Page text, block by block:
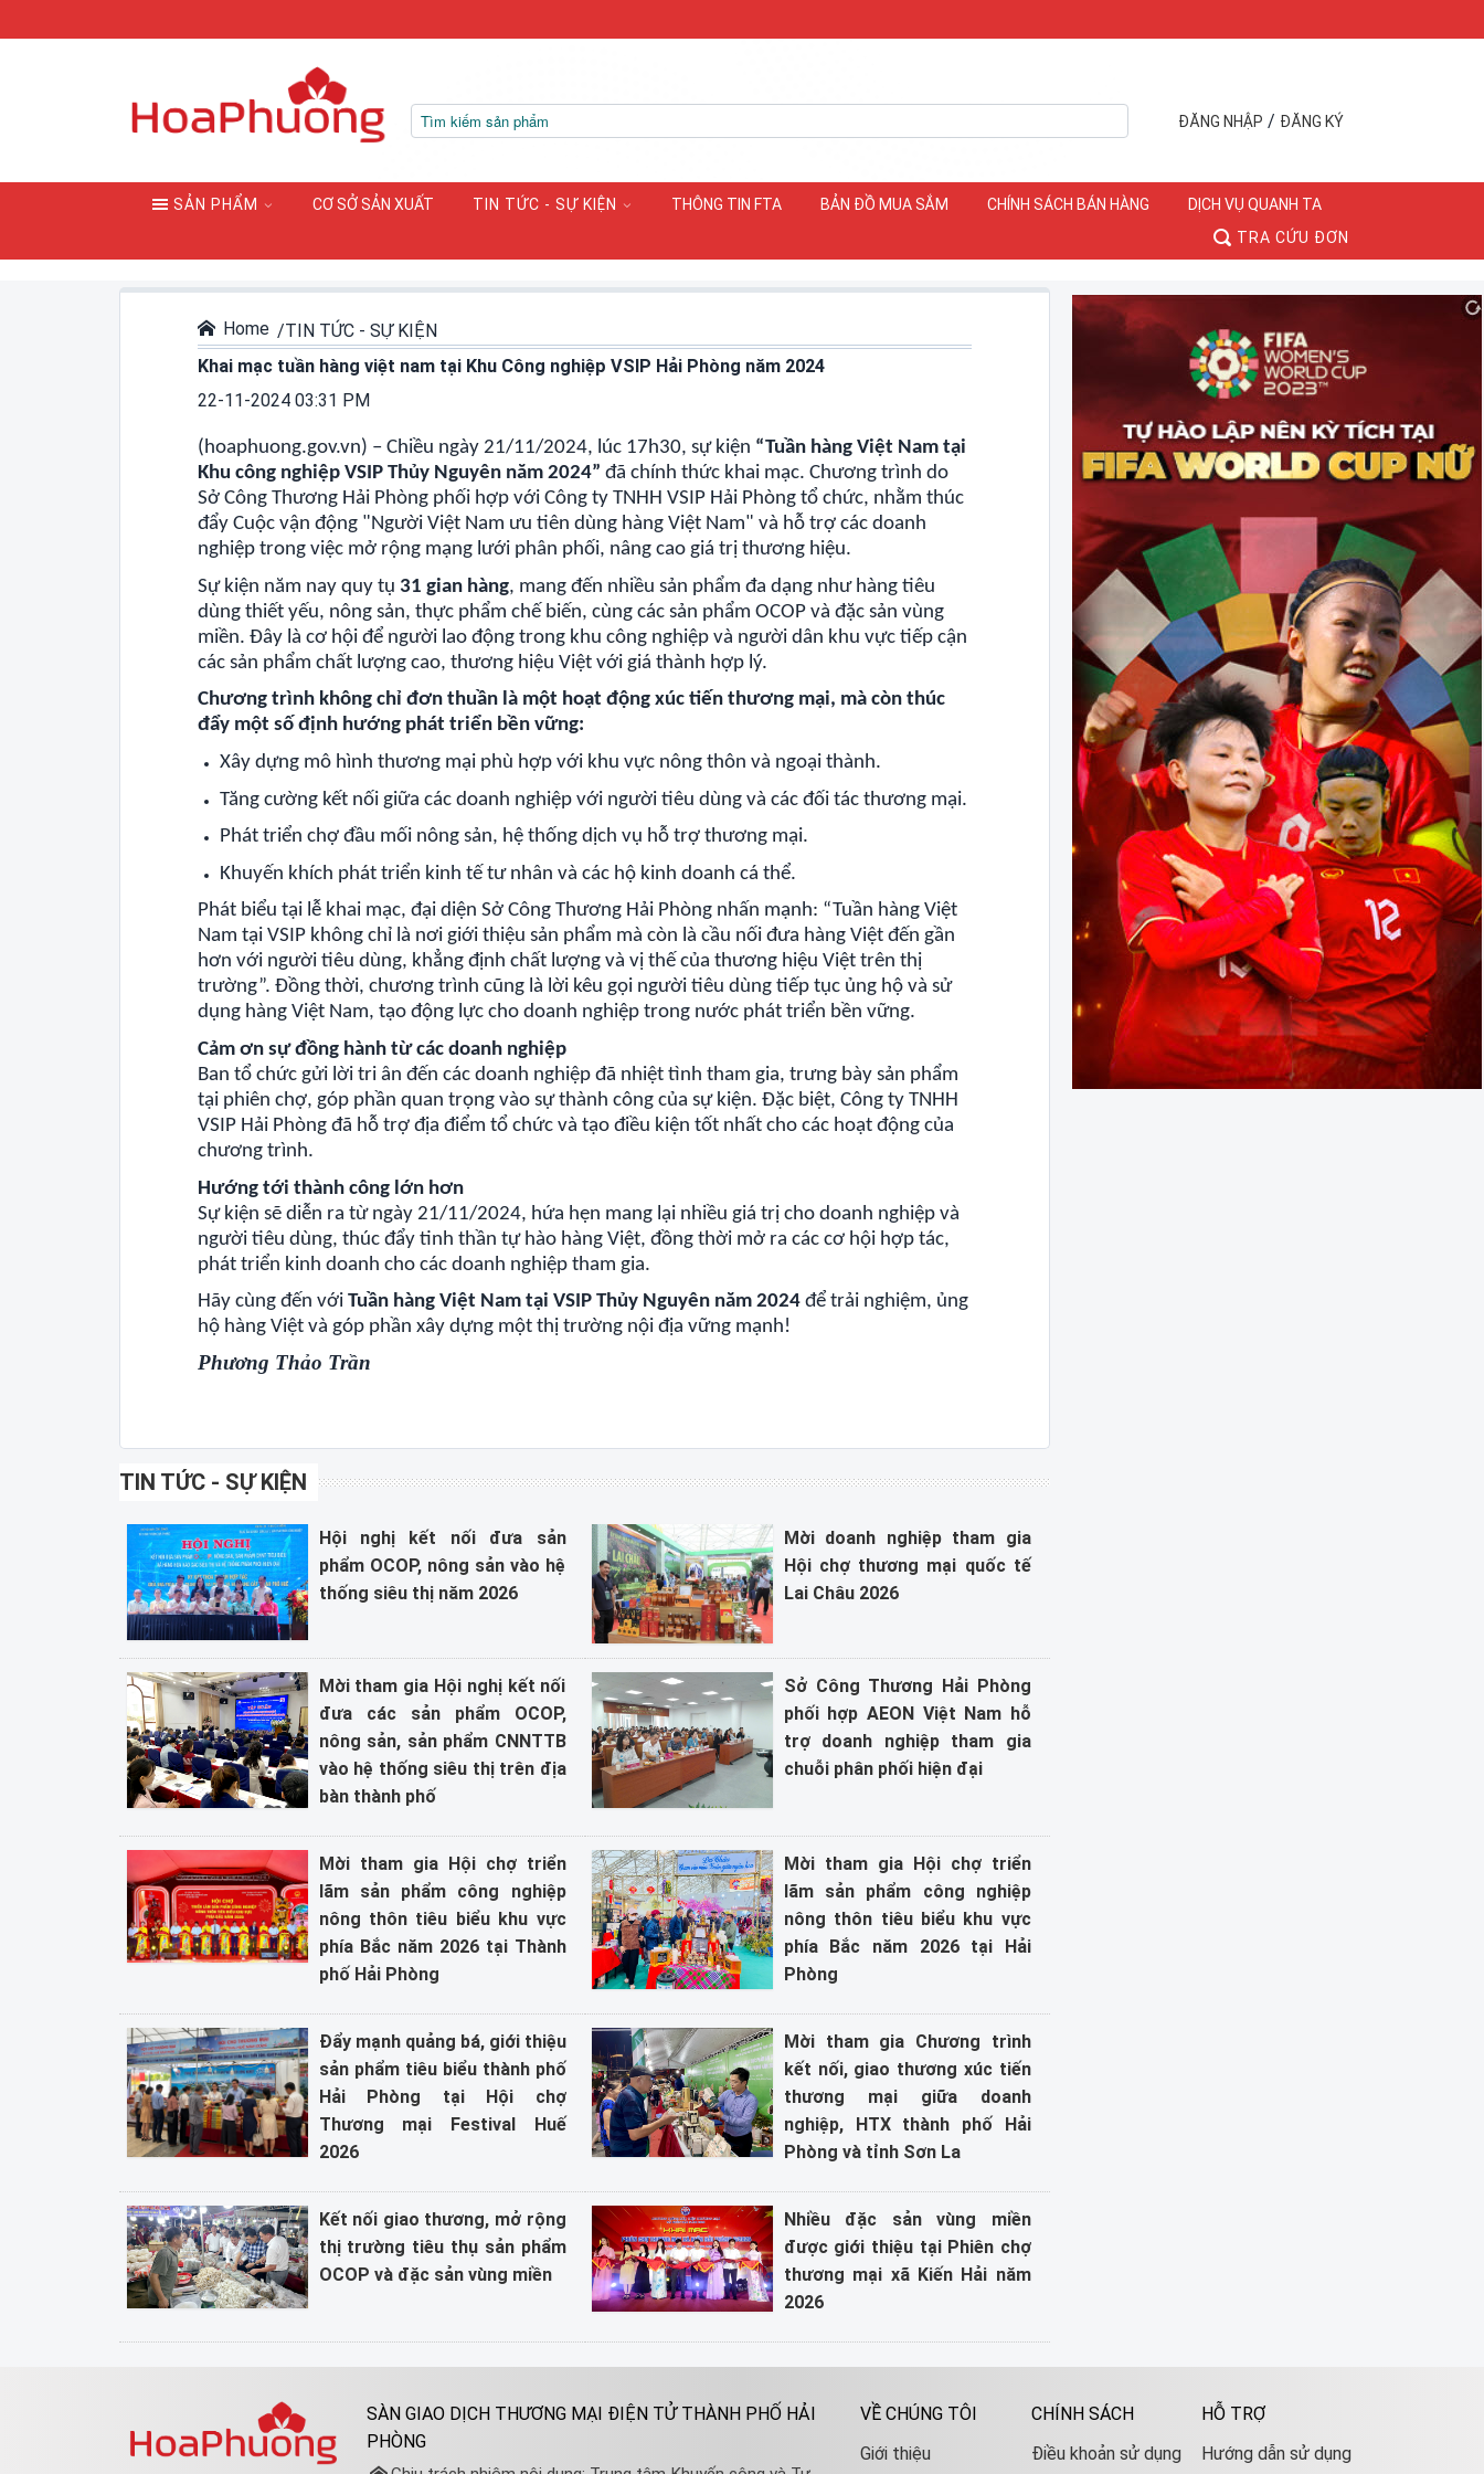
ĐĂNG NHẬP / ĐĂNG KÝ
SẢN PHẨM CƠ SỞ SẢN XUẤT TIN TỨC - SỰ KIỆN THÔNG TIN FTA BẢN ĐỒ MUA SẮM CHÍNH SÁCH BÁN HÀNG
DỊCH VỤ QUANH TA
TRA CỨU ĐƠN
Home
TIN TỨC - SỰ KIỆN
Khai mạc tuần hàng việt nam tại Khu Công nghiệp VSIP Hải Phòng năm 2024
22-11-2024 03:31 PM
(hoaphuong.gov.vn) – Chiều ngày 21/11/2024, lúc 17h30, sự kiện “Tuần hàng Việt Nam tại
Khu công nghiệp VSIP Thủy Nguyên năm 2024” đã chính thức khai mạc. Chương trình do
Sở Công Thương Hải Phòng phối hợp với Công ty TNHH VSIP Hải Phòng tổ chức, nhằm thúc
đẩy Cuộc vận động "Người Việt Nam ưu tiên dùng hàng Việt Nam" và hỗ trợ các doanh
nghiệp trong việc mở rộng mạng lưới phân phối, nâng cao giá trị thương hiệu.
Sự kiện năm nay quy tụ 31 gian hàng, mang đến nhiều sản phẩm đa dạng như hàng tiêu
dùng thiết yếu, nông sản, thực phẩm chế biến, cùng các sản phẩm OCOP và đặc sản vùng
miền. Đây là cơ hội để người lao động trong khu công nghiệp và người dân khu vực tiếp cận
các sản phẩm chất lượng cao, thương hiệu Việt với giá thành hợp lý.
Chương trình không chỉ đơn thuần là một hoạt động xúc tiến thương mại, mà còn thúc
đẩy một số định hướng phát triển bền vững:
Xây dựng mô hình thương mại phù hợp với khu vực nông thôn và ngoại thành.
Tăng cường kết nối giữa các doanh nghiệp với người tiêu dùng và các đối tác thương mại.
Phát triển chợ đầu mối nông sản, hệ thống dịch vụ hỗ trợ thương mại.
Khuyến khích phát triển kinh tế tư nhân và các hộ kinh doanh cá thể.
Phát biểu tại lễ khai mạc, đại diện Sở Công Thương Hải Phòng nhấn mạnh: “Tuần hàng Việt
Nam tại VSIP không chỉ là nơi giới thiệu sản phẩm mà còn là cầu nối đưa hàng Việt đến gần
hơn với người tiêu dùng, khẳng định chất lượng và vị thế của thương hiệu Việt trên thị
trường”. Đồng thời, chương trình cũng là lời kêu gọi người tiêu dùng tiếp tục ủng hộ và sử
dụng hàng Việt Nam, tạo động lực cho doanh nghiệp trong nước phát triển bền vững.
Cảm ơn sự đồng hành từ các doanh nghiệp
Ban tổ chức gửi lời tri ân đến các doanh nghiệp đã nhiệt tình tham gia, trưng bày sản phẩm
tại phiên chợ, góp phần quan trọng vào sự thành công của sự kiện. Đặc biệt, Công ty TNHH
VSIP Hải Phòng đã hỗ trợ địa điểm tổ chức và tạo điều kiện tốt nhất cho các hoạt động của
chương trình.
Hướng tới thành công lớn hơn
Sự kiện sẽ diễn ra từ ngày 21/11/2024, hứa hẹn mang lại nhiều giá trị cho doanh nghiệp và
người tiêu dùng, thúc đẩy tinh thần tự hào hàng Việt, đồng thời mở ra các cơ hội hợp tác,
phát triển kinh doanh cho các doanh nghiệp tham gia.
Hãy cùng đến vớiTuần hàng Việt Nam tại VSIP Thủy Nguyên năm 2024 để trải nghiệm, ủng
hộ hàng Việt và góp phần xây dựng một thị trường nội địa vững mạnh!
Phương Thảo Trần
TIN TỨC - SỰ KIỆN
Hội nghị kết nối đưa sản
phẩm OCOP, nông sản vào hệ
thống siêu thị năm 2026
Mời doanh nghiệp tham gia
Hội chợ thương mại quốc tế
Lai Châu 2026
Mời tham gia Hội nghị kết nối
đưa các sản phẩm OCOP,
nông sản, sản phẩm CNNTTB
vào hệ thống siêu thị trên địa
bàn thành phố
Sở Công Thương Hải Phòng
phối hợp AEON Việt Nam hỗ
trợ doanh nghiệp tham gia
chuỗi phân phối hiện đại
Mời tham gia Hội chợ triển
lãm sản phẩm công nghiệp
nông thôn tiêu biểu khu vực
phía Bắc năm 2026 tại Thành
phố Hải Phòng
Mời tham gia Hội chợ triển
lãm sản phẩm công nghiệp
nông thôn tiêu biểu khu vực
phía Bắc năm 2026 tại Hải
Phòng
Đẩy mạnh quảng bá, giới thiệu
sản phẩm tiêu biểu thành phố
Hải Phòng tại Hội chợ
Thương mại Festival Huế
2026
Mời tham gia Chương trình
kết nối, giao thương xúc tiến
thương mại giữa doanh
nghiệp, HTX thành phố Hải
Phòng và tỉnh Sơn La
Kết nối giao thương, mở rộng
thị trường tiêu thụ sản phẩm
OCOP và đặc sản vùng miền
Nhiều đặc sản vùng miền
được giới thiệu tại Phiên chợ
thương mại xã Kiến Hải năm
2026
SÀN GIAO DỊCH THƯƠNG MẠI ĐIỆN TỬ THÀNH PHỐ HẢI
PHÒNG
VỀ CHÚNG TÔI
Giới thiệu
CHÍNH SÁCH
Điều khoản sử dụng
HỖ TRỢ
Hướng dẫn sử dụng